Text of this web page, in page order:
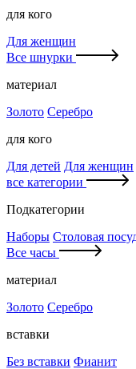
для кого
Для женщин
Все шнурки
материал
Золото Серебро
для кого
Для детей Для женщин
все категории
Подкатегории
Наборы Столовая
Все часы
материал
Золото Серебро
вставки
Без вставки Фианит